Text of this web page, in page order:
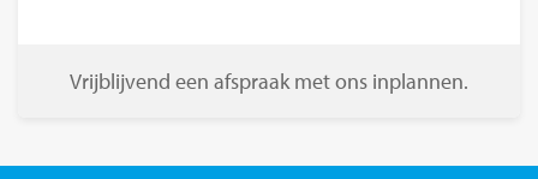
Vrijblijvend een afspraak met ons inplannen.